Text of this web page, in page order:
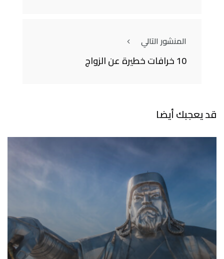
المنشور التالي
10 خرافات خطيرة عن الزواج
قد يعجبك أيضا